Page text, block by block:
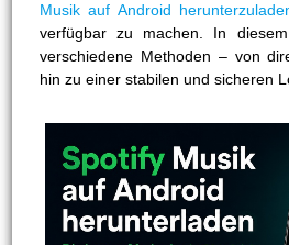
Musik auf Android
verfügbar zu machen. In
verschiedene Methoden – von
hin zu einer stabilen und sicheren